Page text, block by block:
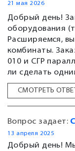
21 мая 2026
Добрый день!
оборудования
Расширяемся,
комбинаты.
010 и СГР
ли сделать
СМОТРЕТЬ
Вопрос задает:
13 апреля 2025
Добрый день!